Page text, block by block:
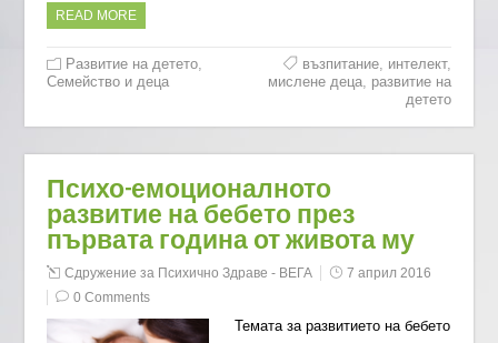
READ MORE
Развитие на детето,
Семейство и деца
възпитание, интелект,
мислене деца, развитие на
детето
Психо-емоционалното
развитие на бебето през
първата година от живота му
Сдружение за Психично Здраве - ВЕГА
7 април 2016
0 Comments
Темата за развитието на бебето